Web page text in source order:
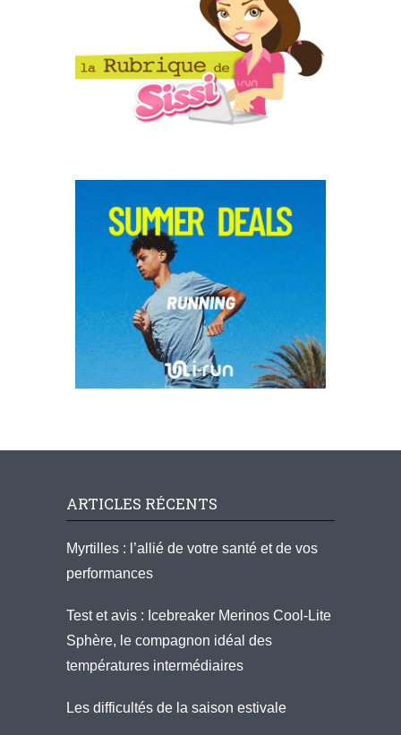
ARTICLES RÉCENTS
Myrtilles : l’allié de votre santé et de vos
performances
Test et avis : Icebreaker Merinos Cool-Lite
Sphère, le compagnon idéal des
températures intermédiaires
Les difficultés de la saison estivale